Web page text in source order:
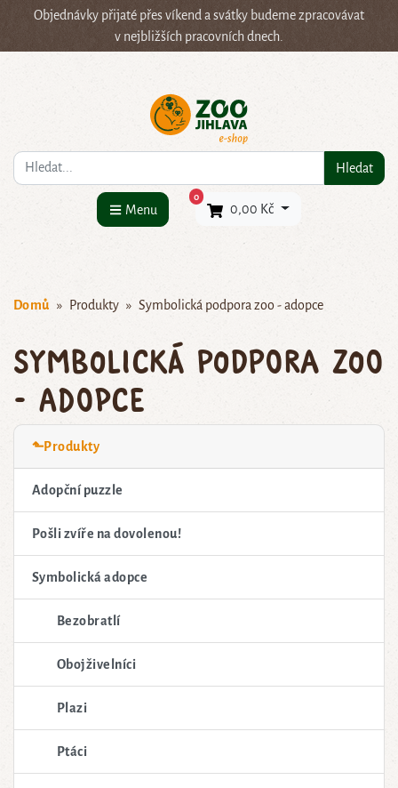
Objednávky přijaté přes víkend a svátky budeme zpracovávat
v nejbližších pracovních dnech.
Co hledáte? Hledat
Menu
0×
0,00 Kč
Domů Produkty Symbolická podpora zoo - adopce
Symbolická podpora zoo
- adopce
⬑Produkty
Adopční puzzle
Pošli zvíře na dovolenou!
Symbolická adopce
Bezobratlí
Obojživelníci
Plazi
Ptáci